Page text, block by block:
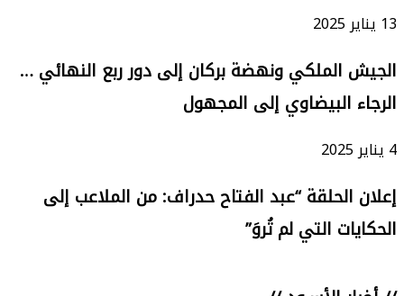
13 يناير 2025
الجيش الملكي ونهضة بركان إلى دور ربع النهائي …
الرجاء البيضاوي إلى المجهول
4 يناير 2025
إعلان الحلقة “عبد الفتاح حدراف: من الملاعب إلى
الحكايات التي لم تُروَ”